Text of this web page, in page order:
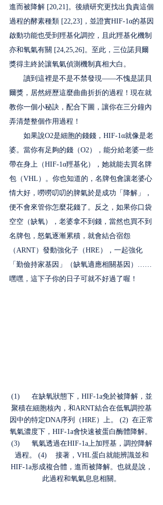
進而被降解 [20,21]。後續研究更找出負責這個
過程的酵素種類 [22,23]，並證實HIF-1α的基因
啟動功能也受到羥基化調控，且此羥基化機制
亦和氧氣有關 [24,25,26]。至此，三位諾貝爾
獎得主終於讓氧氣偵測機制真相大白。
讀到這裡是不是不禁發現——不愧是諾貝
爾獎，居然經歷這麼曲曲折折的過程！現在就
教你一個小秘訣，配合下圖，讓你在三分鐘內
弄清楚整個作用過程！
如果說O2是細胞的錢錢，HIF-1α就像是老
婆。當你有足夠的錢（O2），能分給老婆一些
帶在身上（HIF-1α羥基化），她就能去買名牌
包（VHL）。你也知道的，名牌包會讓老婆心
情大好，嘮嘮叨叨的脾氣於是成功「降解」，
便不會來管你怎麼花錢了。反之，如果你口袋
空空（缺氧），老婆拿不到錢，當然也買不到
名牌包，怒氣逐漸累積，就會結合宿怨
（ARNT）發動強化子（HRE），一起強化
「勤儉持家基因」（缺氧適應相關基因）……
嘿嘿，這下子你的日子可就不好過了喔！
(1)	在缺氧狀態下，HIF-1a免於被降解，並
聚積在細胞核內，和ARNT結合在低氧調控基
因中的特定DNA序列（HRE）上。 (2)	在正常
氧氣濃度下，HIF-1a會快速被蛋白酶體降解。
(3)	氧氣透過在HIF-1a上加羥基，調控降解
過程。 (4)	接著，VHL蛋白就能辨識並和
HIF-1a形成複合體，進而被降解。也就是說，
此過程和氧氣息息相關。